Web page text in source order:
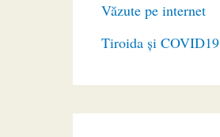
Văzute pe internet
Tiroida și COVID19